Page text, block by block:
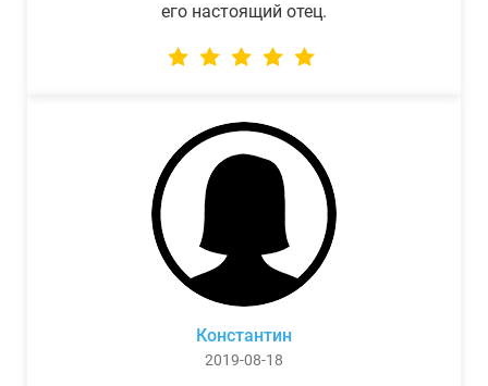
его настоящий отец.
Константин
2019-08-18